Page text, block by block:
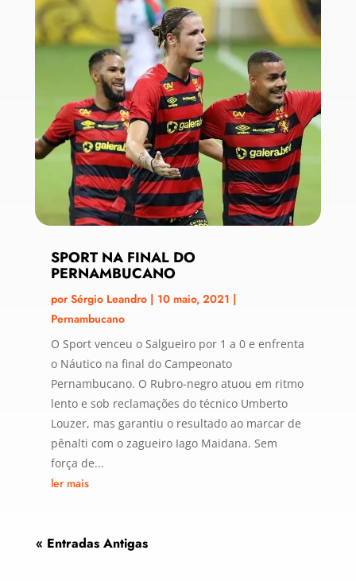
SPORT NA FINAL DO
PERNAMBUCANO
porSérgio Leandro| 10 maio, 2021 |
Pernambucano
O Sport venceu o Salgueiro por 1 a 0 e enfrenta
o Náutico na final do Campeonato
Pernambucano. O Rubro-negro atuou em ritmo
lento e sob reclamações do técnico Umberto
Louzer, mas garantiu o resultado ao marcar de
pênalti com o zagueiro Iago Maidana. Sem
força de...
ler mais
« Entradas Antigas